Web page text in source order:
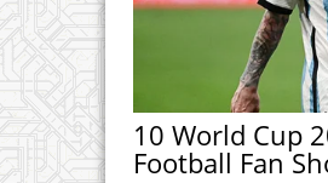
10 World Cup
Football Fan